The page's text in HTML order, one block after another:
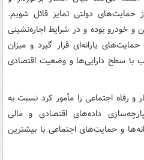
حمایت‌های دولتی تمایز قائل شویم.
خودرو بوده و در شرایط اجاره‌نشینی
یارانه‌ای قرار گیرد و میزان
با سطح دارایی‌ها و وضعیت اقتصادی
و رفاه اجتماعی را مأمور کرد نسبت به
داده‌های اقتصادی و مالی
و حمایت‌های اجتماعی با بیشترین